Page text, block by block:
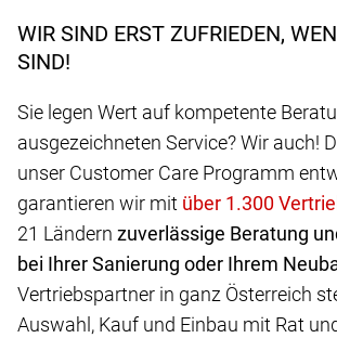
WIR SIND ERST ZUFRIEDEN,
SIND!
Sie legen Wert auf kompetente
ausgezeichneten Service? Wir auch!
unser Customer Care Programm
garantieren wir mit
21 Ländern zuverlässige Beratung
bei Ihrer Sanierung oder Ihrem
Vertriebspartner in ganz Österreich
Auswahl, Kauf und Einbau mit Rat